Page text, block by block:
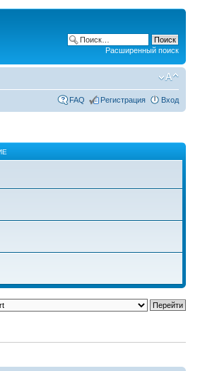
Расширенный поиск
FAQ Регистрация Вход